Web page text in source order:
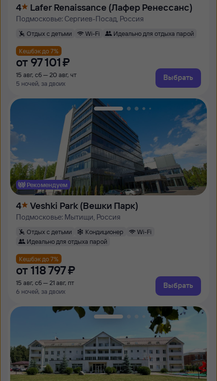
4 Lafer Renaissance (Лафер Ренессанс)
Подмосковье: Сергиев-Посад, Россия
Отдых с детьми Wi-Fi Идеально для отдыха парой
Кешбэк до 7%
от 97 ⁠101 ⁠₽
15 авг, сб — 20 авг, чт
5 ночей, за двоих
Выбрать
Рекомендуем
4 Veshki Park (Вешки Парк)
Подмосковье: Мытищи, Россия
Отдых с детьми Кондиционер
Wi-Fi
Идеально для отдыха парой
Кешбэк до 7%
от 118 ⁠797 ⁠₽
15 авг, сб — 21 авг, пт
6 ночей, за двоих
Выбрать